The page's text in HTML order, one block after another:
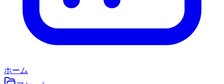
ホーム